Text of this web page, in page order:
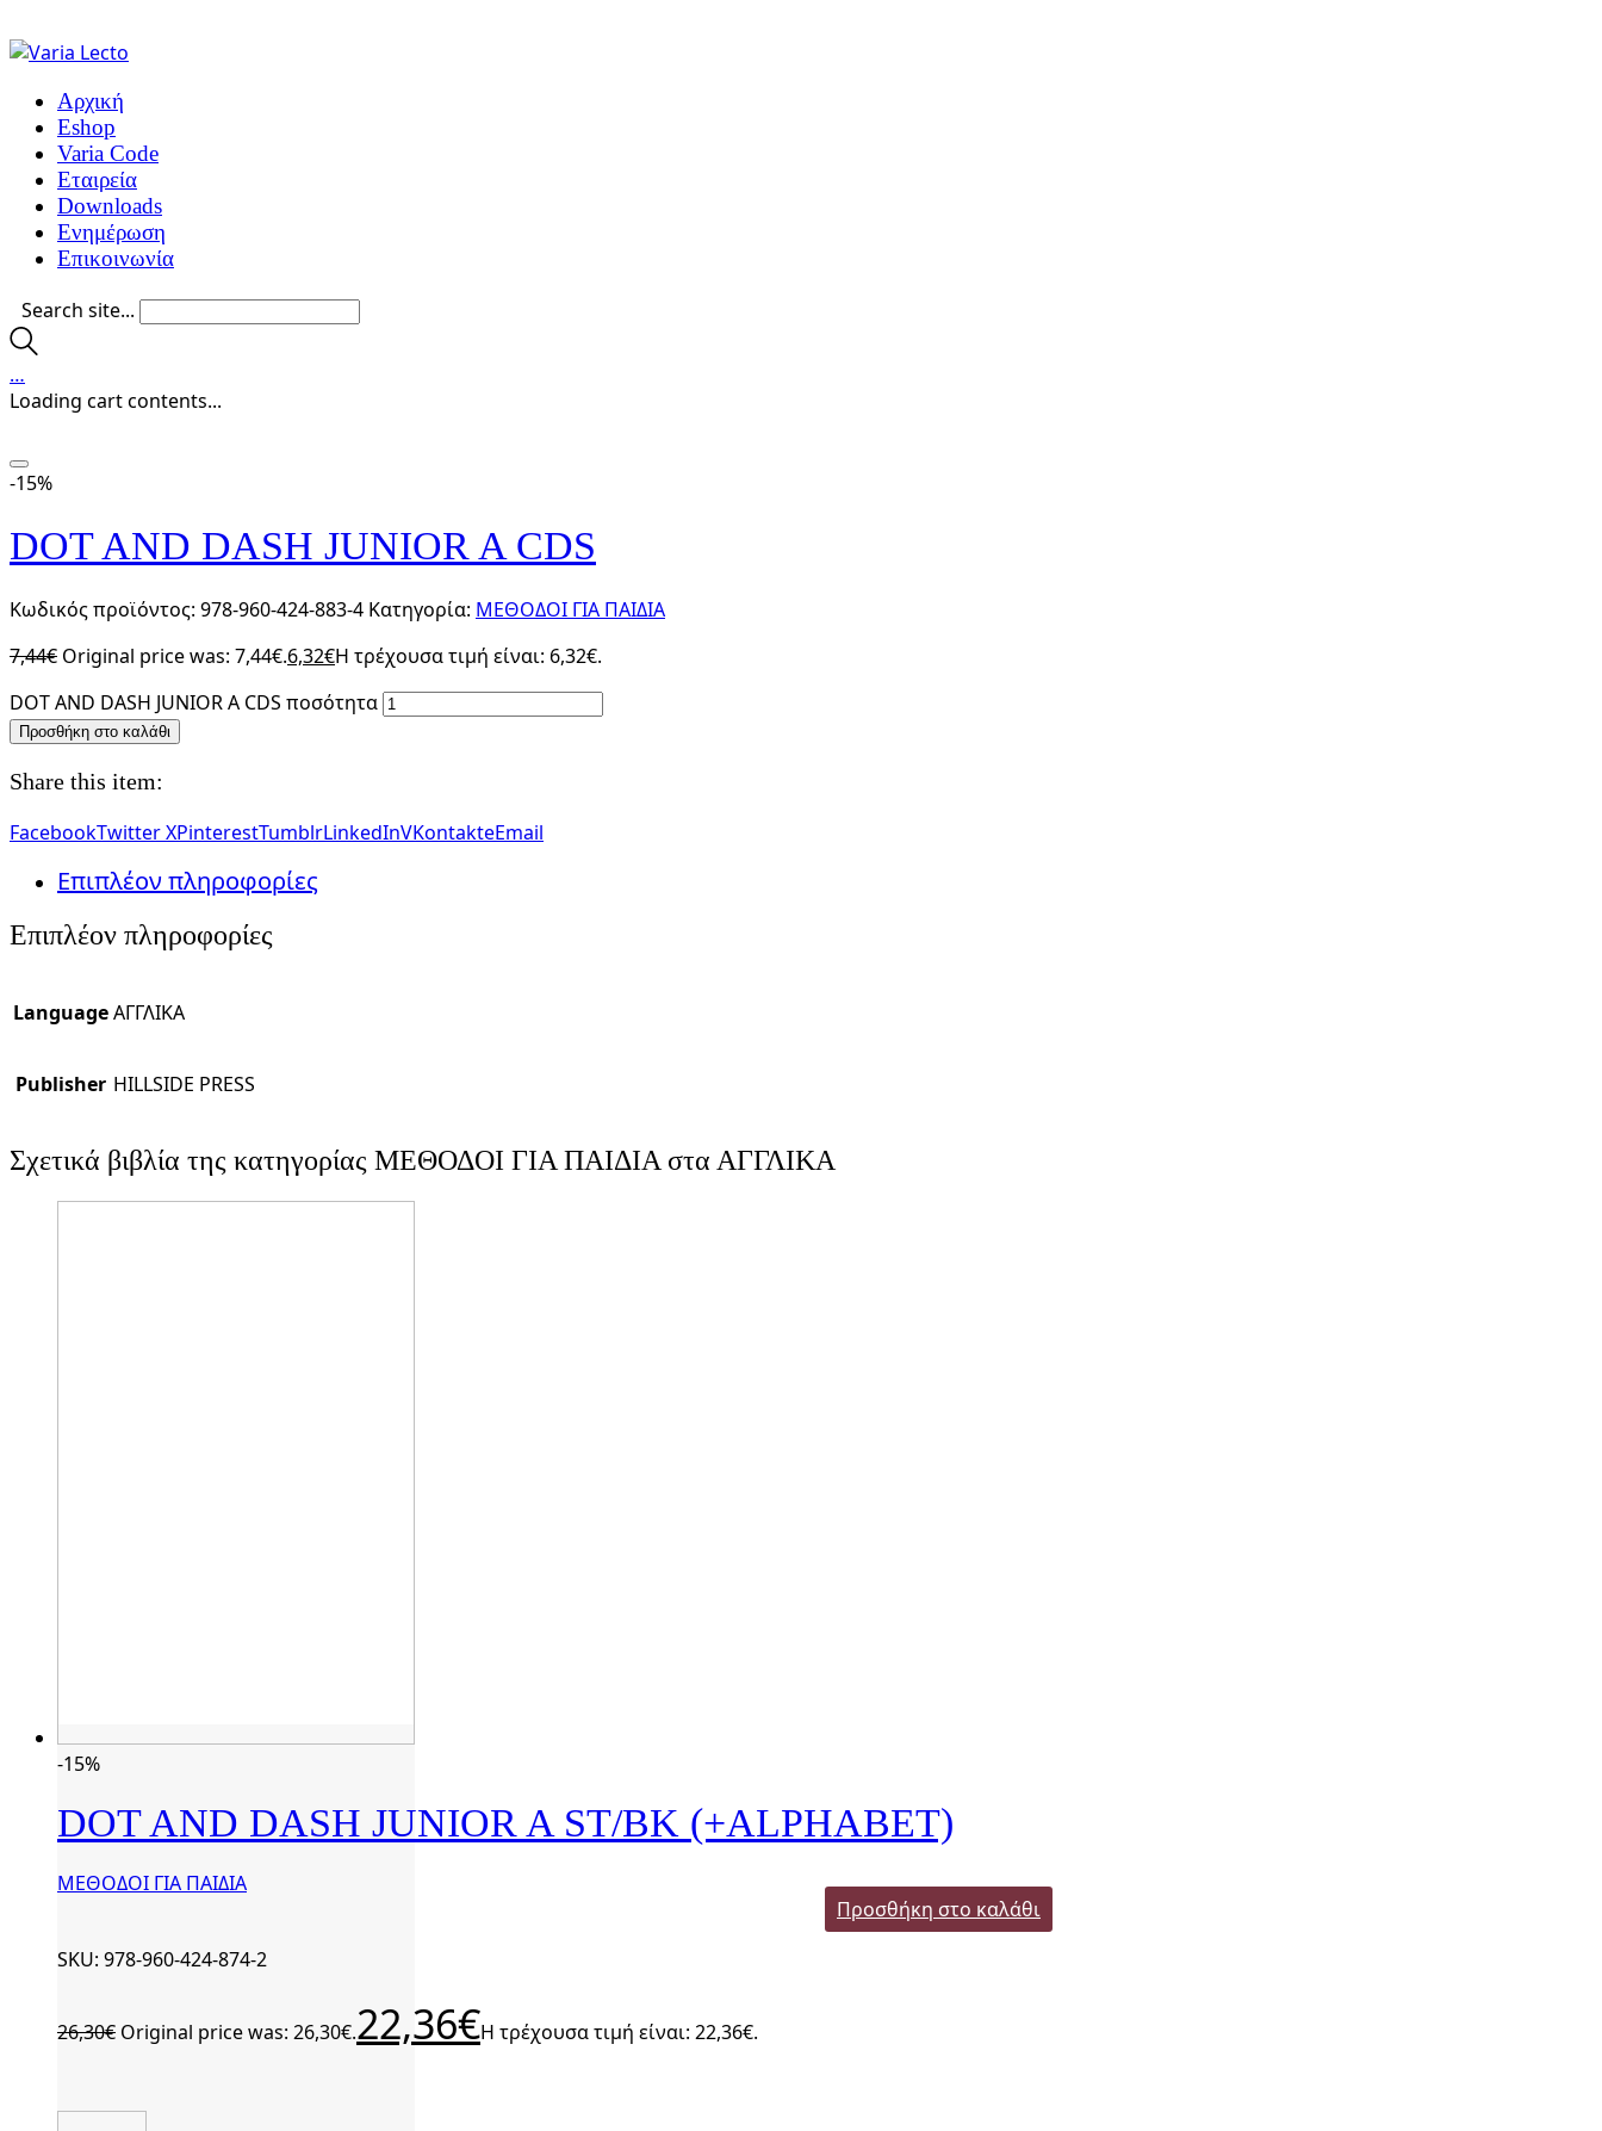
Αρχική
Eshop
Varia Code
Εταιρεία
Downloads
Ενημέρωση
Επικοινωνία
Search site...
…
Loading cart contents...
-15%
DOT AND DASH JUNIOR A CDS
Κωδικός προϊόντος: 978-960-424-883-4 Κατηγορία: ΜΕΘΟΔΟΙ ΓΙΑ ΠΑΙΔΙΑ
7,44€ Original price was: 7,44€.6,32€Η τρέχουσα τιμή είναι: 6,32€.
DOT AND DASH JUNIOR A CDS ποσότητα
Προσθήκη στο καλάθι
Share this item:
FacebookTwitter XPinterestTumblrLinkedInVKontakteEmail
Επιπλέον πληροφορίες
Επιπλέον πληροφορίες
LanguageΑΓΓΛΙΚΑ
Publisher HILLSIDE PRESS
Σχετικά βιβλία της κατηγορίας ΜΕΘΟΔΟΙ ΓΙΑ ΠΑΙΔΙΑ στα ΑΓΓΛΙΚΑ
-15%
DOT AND DASH JUNIOR A ST/BK (+ALPHABET)
ΜΕΘΟΔΟΙ ΓΙΑ ΠΑΙΔΙΑ
Προσθήκη στο καλάθι
SKU: 978-960-424-874-2
26,30€ Original price was: 26,30€.22,36€Η τρέχουσα τιμή είναι: 22,36€.